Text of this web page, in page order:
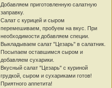
Добавляем приготовленную салатную
заправку.
Салат с курицей и сыром
перемешиваем, пробуем на вкус. При
необходимости добавляем специи.
Выкладываем салат "Цезарь" в салатник.
Посыпаем оставшимся сыром и
добавляем сухарики.
Вкусный салат "Цезарь" с куриной
грудкой, сыром и сухариками готов!
Приятного аппетита!